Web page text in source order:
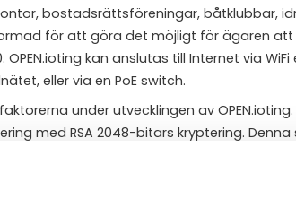
bostadsrättsföreningar, båtklubbar,
för att göra det möjligt för ägaren
kan anslutas till Internet via WiFi
eller via en PoE switch.
under utvecklingen av
med RSA 2048-bitars kryptering.
på din smartphones. Utan korrekt